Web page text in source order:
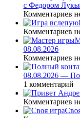
с Федором
Комментариев
Комментариев
08.08.2026
Комментариев
08.08.2026 —
1 комментарий
Комментариев